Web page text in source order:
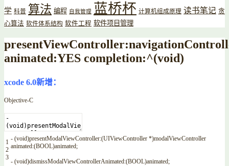
学 科普 算法 编程 自我管理 蓝桥杯 计算机组成原理 读书笔记 贪
心算法 软件体系结构 软件工程 软件项目管理
animated:YES completion:^(void)
xcode 6.0新增：
Objective-C
1
2
3
- (void)presentModalViewController:(UIViewController *)modalViewController
animated:(BOOL)animated;
- (void)dismissModalViewControllerAnimated:(BOOL)animated;